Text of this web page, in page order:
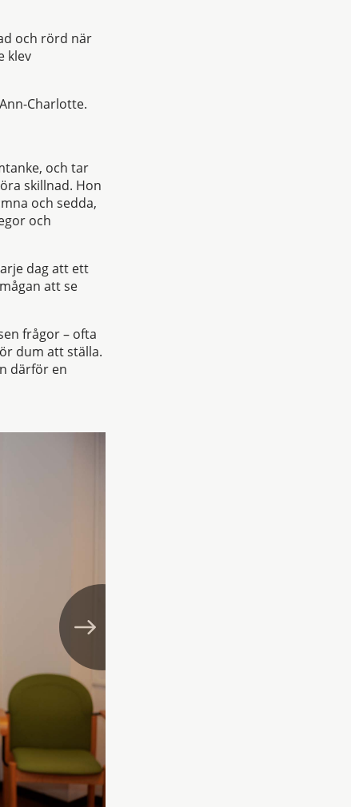
och rörd när
klev
Charlotte.
och tar
skillnad. Hon
och sedda,
och
dag att ett
att se
frågor – ofta
dum att ställa.
därför en